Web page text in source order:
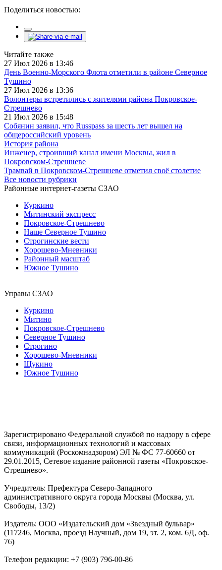
Поделиться новостью:
Читайте также
27 Июл 2026 в 13:46
День Военно-Морского Флота отметили в районе Северное
Тушино
27 Июл 2026 в 13:36
Волонтеры встретились с жителями района Покровское-
Стрешнево
21 Июл 2026 в 15:48
Собянин заявил, что Russpass за шесть лет вышел на
общероссийский уровень
История района
Инженер, строивший канал имени Москвы, жил в
Покровском-Стрешневе
Трамвай в Покровском-Стрешневе отметил своё столетие
Все новости рубрики
Районные интернет-газеты СЗАО
Куркино
Митинский экспресс
Покровское-Стрешнево
Наше Северное Тушино
Строгинские вести
Хорошево-Мневники
Районный масштаб
Южное Тушино
Управы СЗАО
Куркино
Митино
Покровское-Стрешнево
Северное Тушино
Строгино
Хорошево-Мневники
Щукино
Южное Тушино
Зарегистрировано Федеральной службой по надзору в сфере
связи, информационных технологий и массовых
коммуникаций (Роскомнадзором) ЭЛ № ФС 77-60660 от
29.01.2015, Сетевое издание районной газеты «Покровское-
Стрешнево».
Учредитель: Префектура Северо-Западного
административного округа города Москвы (Москва, ул.
Свободы, 13/2)
Издатель: ООО «Издательский дом «Звездный бульвар»
(117246, Москва, проезд Научный, дом 19, эт. 2, ком. 6Д, оф.
76)
Телефон редакции: +7 (903) 796-00-86